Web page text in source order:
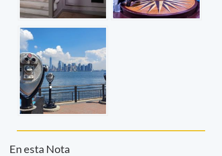
En esta Nota